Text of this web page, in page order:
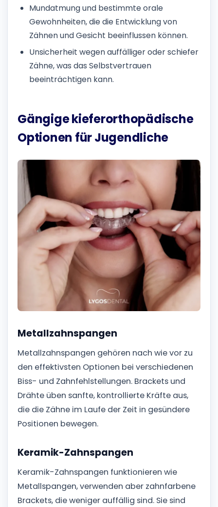
Mundatmung und bestimmte orale
Gewohnheiten, die die Entwicklung von
Zähnen und Gesicht beeinflussen können.
Unsicherheit wegen auffälliger oder schiefer
Zähne, was das Selbstvertrauen
beeinträchtigen kann.
Gängige kieferorthopädische
Optionen für Jugendliche
Metallzahnspangen
Metallzahnspangen gehören nach wie vor zu
den effektivsten Optionen bei verschiedenen
Biss- und Zahnfehlstellungen. Brackets und
Drähte üben sanfte, kontrollierte Kräfte aus,
die die Zähne im Laufe der Zeit in gesündere
Positionen bewegen.
Keramik-Zahnspangen
Keramik-Zahnspangen funktionieren wie
Metallspangen, verwenden aber zahnfarbene
Brackets, die weniger auffällig sind. Sie sind